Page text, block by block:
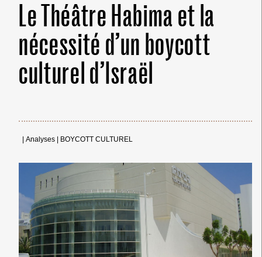
Le Théâtre Habima et la
nécessité d’un boycott
culturel d’Israël
Analyses BOYCOTT CULTUREL
← Merci ! →